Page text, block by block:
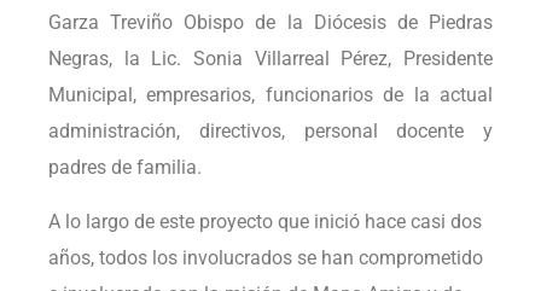
Garza Treviño Obispo de la Diócesis de Piedras
Negras, la Lic. Sonia Villarreal Pérez, Presidente
Municipal, empresarios, funcionarios de la actual
administración, directivos, personal docente y
padres de familia.
A lo largo de este proyecto que inició hace casi dos
años, todos los involucrados se han comprometido